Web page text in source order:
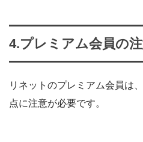
4.プレミアム会員の
リネットのプレミアム会員は
点に注意が必要です。